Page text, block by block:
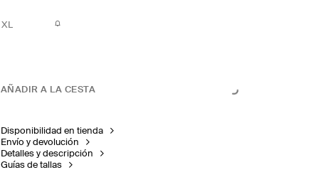
XL
AÑADIR A LA CESTA
Disponibilidad en tienda
Envío y devolución
Detalles y descripción
Guías de tallas